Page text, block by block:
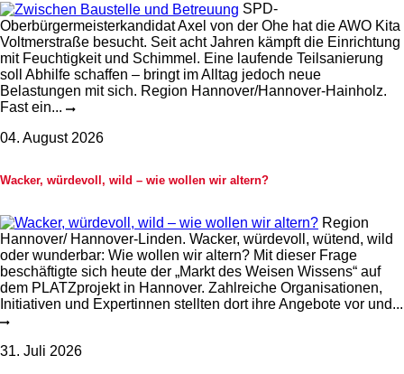
SPD-
Oberbürgermeisterkandidat Axel von der Ohe hat die AWO Kita
Voltmerstraße besucht. Seit acht Jahren kämpft die Einrichtung
mit Feuchtigkeit und Schimmel. Eine laufende Teilsanierung
soll Abhilfe schaffen – bringt im Alltag jedoch neue
Belastungen mit sich. Region Hannover/Hannover-Hainholz.
Fast ein...
04. August 2026
Wacker, würdevoll, wild – wie wollen wir altern?
Region
Hannover/ Hannover-Linden. Wacker, würdevoll, wütend, wild
oder wunderbar: Wie wollen wir altern? Mit dieser Frage
beschäftigte sich heute der „Markt des Weisen Wissens“ auf
dem PLATZprojekt in Hannover. Zahlreiche Organisationen,
Initiativen und Expertinnen stellten dort ihre Angebote vor und...
31. Juli 2026